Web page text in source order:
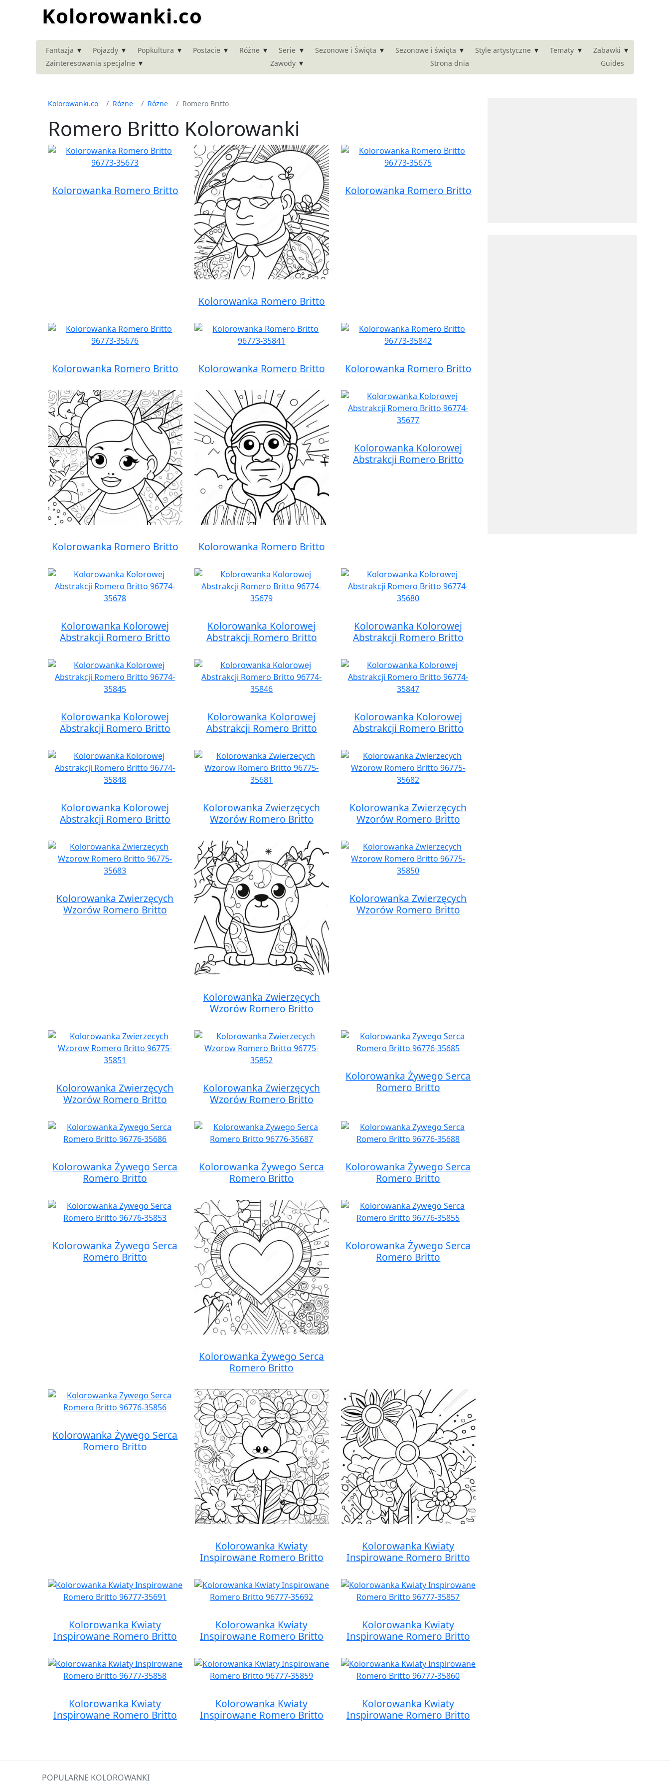
Kolorowanki.co
Fantazja ▾ Pojazdy ▾ Popkultura ▾ Postacie ▾ Różne ▾ Serie ▾ Sezonowe i Święta ▾ Sezonowe i święta ▾ Style artystyczne ▾ Tematy ▾ Zabawki ▾
Zainteresowania specjalne ▾ Zawody ▾ Strona dnia Guides
Kolorowanki.co Różne Różne Romero Britto
Romero Britto Kolorowanki
Kolorowanka Romero Britto
Kolorowanka Romero Britto
Kolorowanka Romero Britto
Kolorowanka Romero Britto Kolorowanka Romero Britto Kolorowanka Romero Britto
Kolorowanka Romero Britto Kolorowanka Romero Britto
Kolorowanka Kolorowej
Abstrakcji Romero Britto
Kolorowanka Kolorowej
Abstrakcji Romero Britto
Kolorowanka Kolorowej
Abstrakcji Romero Britto
Kolorowanka Kolorowej
Abstrakcji Romero Britto
Kolorowanka Kolorowej
Abstrakcji Romero Britto
Kolorowanka Kolorowej
Abstrakcji Romero Britto
Kolorowanka Kolorowej
Abstrakcji Romero Britto
Kolorowanka Kolorowej
Abstrakcji Romero Britto
Kolorowanka Zwierzęcych
Wzorów Romero Britto
Kolorowanka Zwierzęcych
Wzorów Romero Britto
Kolorowanka Zwierzęcych
Wzorów Romero Britto
Kolorowanka Zwierzęcych
Wzorów Romero Britto
Kolorowanka Zwierzęcych
Wzorów Romero Britto
Kolorowanka Zwierzęcych
Wzorów Romero Britto
Kolorowanka Zwierzęcych
Wzorów Romero Britto
Kolorowanka Żywego Serca
Romero Britto
Kolorowanka Żywego Serca
Romero Britto
Kolorowanka Żywego Serca
Romero Britto
Kolorowanka Żywego Serca
Romero Britto
Kolorowanka Żywego Serca
Romero Britto
Kolorowanka Żywego Serca
Romero Britto
Kolorowanka Żywego Serca
Romero Britto
Kolorowanka Żywego Serca
Romero Britto
Kolorowanka Kwiaty
Inspirowane Romero Britto
Kolorowanka Kwiaty
Inspirowane Romero Britto
Kolorowanka Kwiaty
Inspirowane Romero Britto
Kolorowanka Kwiaty
Inspirowane Romero Britto
Kolorowanka Kwiaty
Inspirowane Romero Britto
Kolorowanka Kwiaty
Inspirowane Romero Britto
Kolorowanka Kwiaty
Inspirowane Romero Britto
Kolorowanka Kwiaty
Inspirowane Romero Britto
POPULARNE KOLOROWANKI